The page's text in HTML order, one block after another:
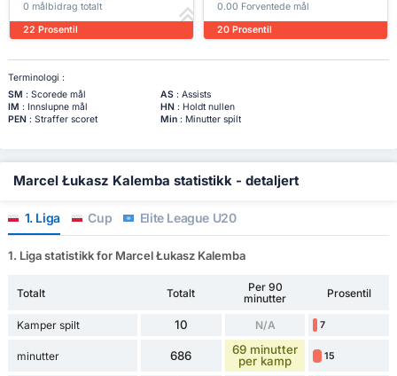
0 målbidrag totalt
22 Prosentil
0.00 Forventede mål
20 Prosentil
Terminologi :
SM : Scorede mål AS: Assists
IM : Innslupne mål HN: Holdt nullen
PEN: Straffer scoret Min: Minutter spilt
Marcel Łukasz Kalemba statistikk - detaljert
1. Liga Cup Elite League U20
1. Liga statistikk for Marcel Łukasz Kalemba
Totalt Totalt
Per 90
minutter
Prosentil
Kamper spilt 10 N/A 7
minutter 686
69 minutter
per kamp
15